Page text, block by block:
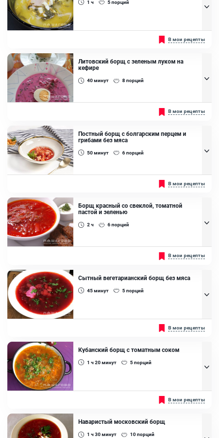
Кориандр молотый, Чеснок, Аджика, Томатная паста, Помидоры,
Болгарский перец, Лук репчатый, Корень пастернака, Свекла,
Морковь, Капуста белокочанная, Лук зеленый, Масло
растительное
1 ч 5порций
Отличается использованием щавеля, который придает блюду
Ингредиенты:
Яйцо куриное, Свинина, Картофель, Морковь, Лук репчатый,
Щавель
В мои рецепты
Литовский борщ с зеленым луком на
кефире
40минут 8порций
Имеет в составе кефир в качестве основы для супа и зеленый лук,
Ингредиенты:
Кефир, Вода кипяченная, Огурец, Укроп, Зелёный лук, Картофель,
Свекла отварная
В мои рецепты
Постный борщ с болгарским перцем и
грибами без мяса
50минут 6порций
Подходит для поста, так как не содержит мяса. Вместо этого, он
использует грибы и болгарский перец для придания богатого
вкуса....
Ингредиенты:
Картофель, Капуста белокочанная, Шампиньоны, Болгарский
перец, Свекла, Морковь, Лук репчатый, Томатная паста, Постный
майонез, Свежая зелень, Растительное масло
В мои рецепты
Борщ красный со свеклой, томатной
пастой и зеленью
2 ч 6порций
Включает томатную пасту для придания красного цвета и более
Ингредиенты:
Говядина на кости, Уксус 9%, Сахар, Чеснок, Томатная паста,
Петрушка (зелень), Укроп, Лук зеленый, Фасоль, Капуста
белокочанная, Свекла, Картофель, Лук репчатый, Морковь , Масло
растительное
В мои рецепты
Сытный вегетарианский борщ без мяса
45минут 5порций
Рецепт является вегетарианским, а в его основе овощи и грибы
Ингредиенты:
Свекла, Картофель, Морковь, Лук репчатый, Чеснок, Укроп,
Томатная паста, Сахар, Сметана 10%
В мои рецепты
Кубанский борщ с томатным соком
1 ч 20минут 5порций
Здесь томатный сок применяется в качестве основы для супа, что
Ингредиенты:
Свинина, Картофель, Свекла, Морковь, Болгарский перец, Капуста
В мои рецепты
Наваристый московский борщ
1 ч 30минут 10порций